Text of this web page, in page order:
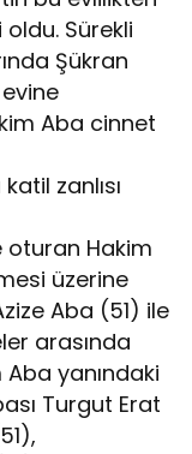
Sürekli
Şükran
evine
Aba cinnet
zanlısı
oturan Hakim
üzerine
Aba (51) ile
arasında
Aba yanındaki
Turgut Erat